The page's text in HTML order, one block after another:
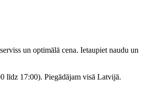
un optimālā cena. Ietaupiet naudu un
līdz 17:00). Piegādājam visā Latvijā.